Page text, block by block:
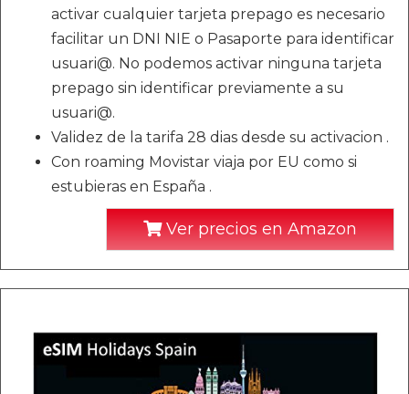
activar cualquier tarjeta prepago es necesario
facilitar un DNI NIE o Pasaporte para identificar
usuari@. No podemos activar ninguna tarjeta
prepago sin identificar previamente a su
usuari@.
Validez de la tarifa 28 dias desde su activacion .
Con roaming Movistar viaja por EU como si
estubieras en España .
Ver precios en Amazon